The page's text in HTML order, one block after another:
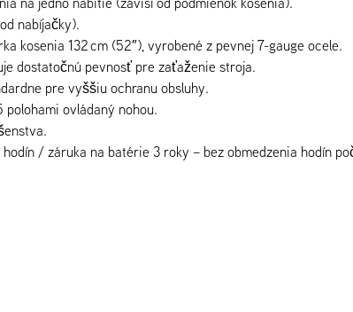
nabíjačky).
kosenia 132 cm (52″), vyrobené z pevnej 7-gauge ocele.
dostatočnú pevnosť pre zaťaženie stroja.
pre vyššiu ochranu obsluhy.
ovládaný nohou.
/ záruka na batérie 3 roky – bez obmedzenia hodín